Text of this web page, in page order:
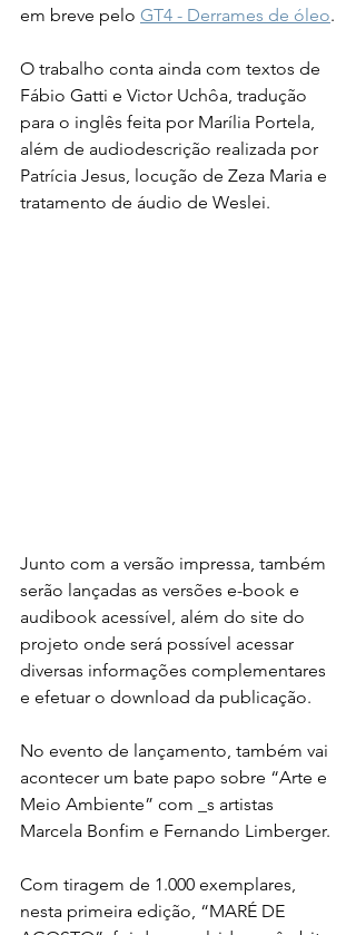
em breve pelo GT4 - Derrames de óleo.
O trabalho conta ainda com textos de
Fábio Gatti e Victor Uchôa, tradução
para o inglês feita por Marília Portela,
além de audiodescrição realizada por
Patrícia Jesus, locução de Zeza Maria e
tratamento de áudio de Weslei.
Junto com a versão impressa, também
serão lançadas as versões e-book e
audibook acessível, além do site do
projeto onde será possível acessar
diversas informações complementares
e efetuar o download da publicação.
No evento de lançamento, também vai
acontecer um bate papo sobre “Arte e
Meio Ambiente” com _s artistas
Marcela Bonfim e Fernando Limberger.
Com tiragem de 1.000 exemplares,
nesta primeira edição, “MARÉ DE